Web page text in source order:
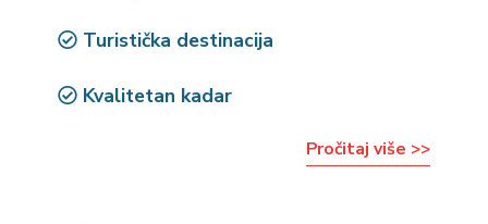
Turistička destinacija
Kvalitetan kadar
Pročitaj više >>